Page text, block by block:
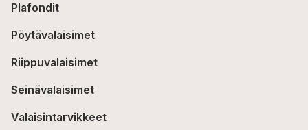
Plafondit
Pöytävalaisimet
Riippuvalaisimet
Seinävalaisimet
Valaisintarvikkeet